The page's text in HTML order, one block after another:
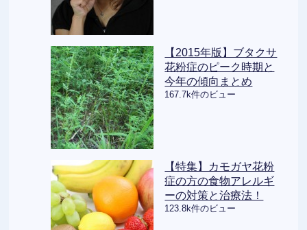
【2015年版】ブタクサ
花粉症のピーク時期と
今年の傾向まとめ
167.7k件のビュー
【特集】カモガヤ花粉
症の方の食物アレルギ
ーの対策と治療法！
123.8k件のビュー